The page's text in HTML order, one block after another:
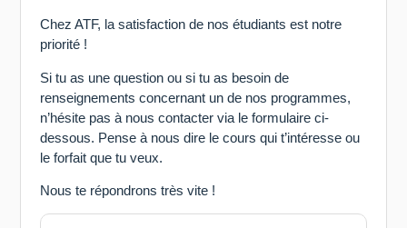
Chez ATF, la satisfaction de nos étudiants est notre
priorité !
Si tu as une question ou si tu as besoin de
renseignements concernant un de nos programmes,
n’hésite pas à nous contacter via le formulaire ci-
dessous. Pense à nous dire le cours qui t’intéresse ou
le forfait que tu veux.
Nous te répondrons très vite !